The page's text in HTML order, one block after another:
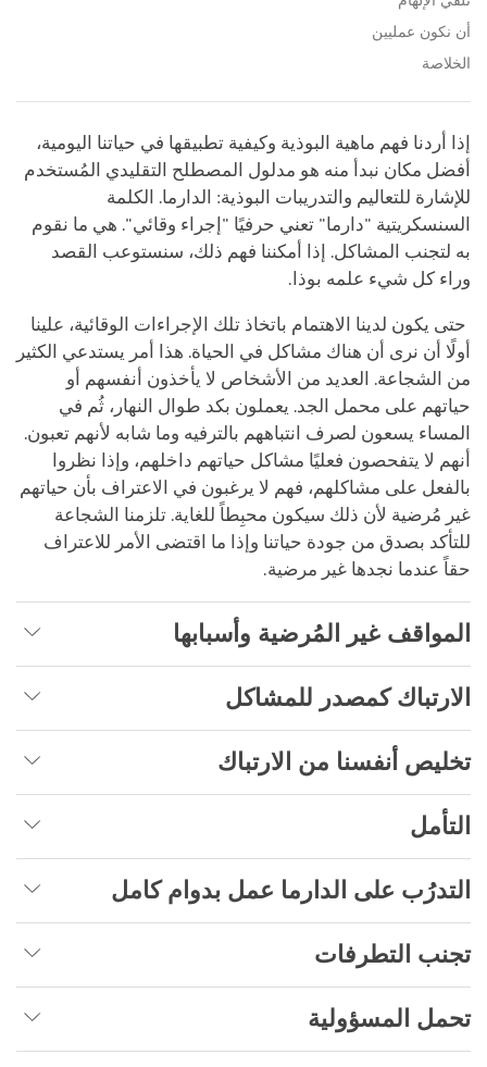
أن نكون عمليين
الخلاصة
إذا أردنا فهم ماهية البوذية وكيفية تطبيقها في حياتنا اليومية،
أفضل مكان نبدأ منه هو مدلول المصطلح التقليدي المُستخدم
للإشارة للتعاليم والتدريبات البوذية: الدارما. الكلمة
السنسكريتية "دارما" تعني حرفيًا "إجراء وقائي". هي ما نقوم
به لتجنب المشاكل. إذا أمكننا فهم ذلك، سنستوعب القصد
وراء كل شيء علمه بوذا.
حتى يكون لدينا الاهتمام باتخاذ تلك الإجراءات الوقائية، علينا
أولًا أن نرى أن هناك مشاكل في الحياة. هذا أمر يستدعي الكثير
من الشجاعة. العديد من الأشخاص لا يأخذون أنفسهم أو
حياتهم على محمل الجد. يعملون بكد طوال النهار، ثُم في
المساء يسعون لصرف انتباههم بالترفيه وما شابه لأنهم تعبون.
أنهم لا يتفحصون فعليًا مشاكل حياتهم داخلهم، وإذا نظروا
بالفعل على مشاكلهم، فهم لا يرغبون في الاعتراف بأن حياتهم
غير مُرضية لأن ذلك سيكون محبِطاً للغاية. تلزمنا الشجاعة
للتأكد بصدق من جودة حياتنا وإذا ما اقتضى الأمر للاعتراف
حقاً عندما نجدها غير مرضية.
المواقف غير المُرضية وأسبابها
الارتباك كمصدر للمشاكل
تخليص أنفسنا من الارتباك
التأمل
التدرُب على الدارما عمل بدوام كامل
تجنب التطرفات
تحمل المسؤولية